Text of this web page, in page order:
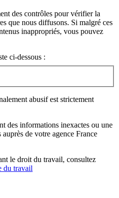
des contrôles pour vérifier la
que nous diffusons. Si malgré ces
inappropriés, vous pouvez
ci-dessous :
abusif est strictement
des informations inexactes ou une
auprès de votre agence France
le droit du travail, consultez
du travail